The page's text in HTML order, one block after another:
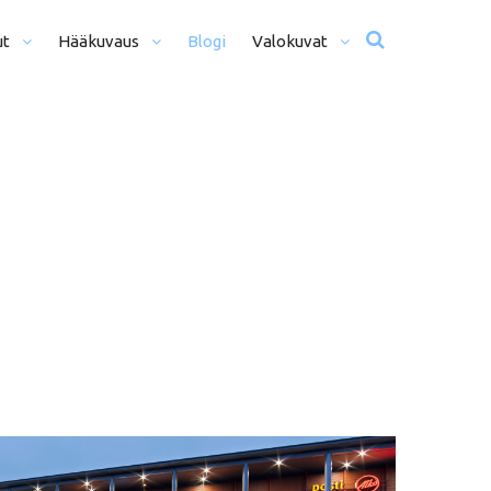
Hääkuvaus Blogi Valokuvat